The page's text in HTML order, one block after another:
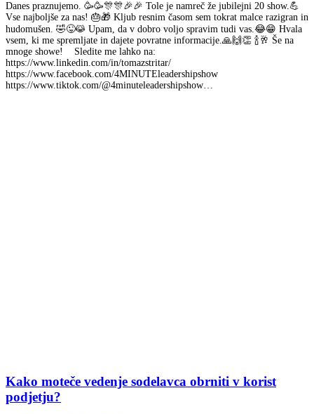
Danes praznujemo. 🥳🥳🎊🎊🎉🎉 Tole je namreč že jubilejni 20 show.💪
Vse najboljše za nas! 🎂🎁 Kljub resnim časom sem tokrat malce razigran in
hudomušen. 🤣😜😹 Upam, da v dobro voljo spravim tudi vas.😂😁 Hvala
vsem, ki me spremljate in dajete povratne informacije.🙏🙌👏 🍾🥂 Še na
mnoge showe! Sledite me lahko na:
https://www.linkedin.com/in/tomazstritar/
https://www.facebook.com/4MINUTEleadershipshow
https://www.tiktok.com/@4minuteleadershipshow…
Kako moteče vedenje sodelavca obrniti v korist
podjetju?